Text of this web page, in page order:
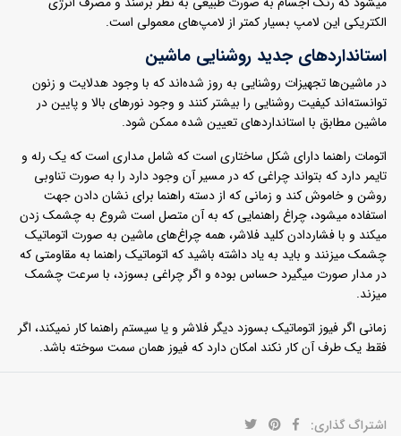
الکتریکی این لامپ بسیار کمتر از لامپ‌های معمولی است.
استانداردهای جدید روشنایی ماشین
در ماشین‌ها تجهیزات روشنایی به روز شده‌اند که با وجود هدلایت و زنون
توانسته‌اند کیفیت روشنایی را بیشتر کنند و وجود نورهای بالا و پایین در
ماشین مطابق با استانداردهای تعیین شده ممکن شود.
اتومات راهنما دارای شکل ساختاری است که شامل مداری است که یک رله و
تایمر دارد که بتواند چراغی که در مسیر آن وجود دارد را به صورت تناوبی
روشن و خاموش کند و زمانی که از دسته راهنما برای نشان دادن جهت
استفاده میشود، چراغ راهنمایی که به آن متصل است شروع به چشمک زدن
میکند و با فشاردادن کلید فلاشر، همه چراغ‌های ماشین به صورت اتوماتیک
چشمک میزنند و باید به یاد داشته باشید که اتوماتیک راهنما به مقاومتی که
در مدار صورت میگیرد حساس بوده و اگر چراغی بسوزد، با سرعت چشمک
میزند.
زمانی اگر فیوز اتوماتیک بسوزد دیگر فلاشر و یا سیستم راهنما کار نمیکند، اگر
فقط یک طرف آن کار نکند امکان دارد که فیوز همان سمت سوخته باشد.
اشتراگ گذاری: